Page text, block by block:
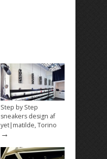
Step by Step
sneakers design af
yet|matilde, Torino
→